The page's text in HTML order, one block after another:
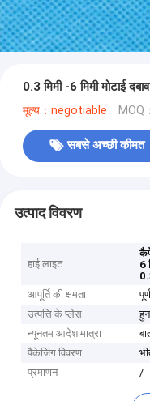
0.3 मिमी -6 मिमी मोटाई
मूल्य：negotiable MOQ
सबसे अच्छी कीमत
उत्पाद विवरण
हाई लाइट
6
आपूर्ति की क्षमता
उत्पत्ति के प्लेस
न्यूनतम आदेश मात्रा
पैकेजिंग विवरण
प्रमाणन
/